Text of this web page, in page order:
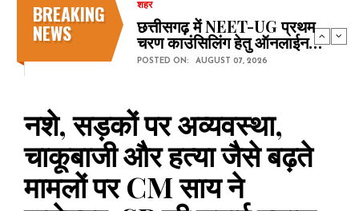
BREAKING
NEWS
शहर
छत्तीसगढ़ में NEET-UG प्रथम
चरण काउंसिलिंग हेतु ऑनलाईन…
POSTED ON: AUGUST 07, 2026
नशे, सड़कों पर अव्यवस्था,
चाकूबाजी और हत्या जैसे बढ़ते
मामलों पर CM साय ने